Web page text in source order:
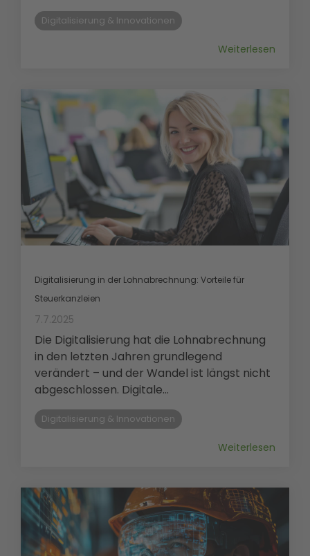
Digitalisierung & Innovationen
Weiterlesen
Digitalisierung in der Lohnabrechnung: Vorteile für
Steuerkanzleien
7.7.2025
Die Digitalisierung hat die Lohnabrechnung
in den letzten Jahren grundlegend
verändert – und der Wandel ist längst nicht
abgeschlossen. Digitale...
Digitalisierung & Innovationen
Weiterlesen